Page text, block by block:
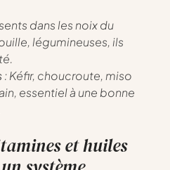
dans les noix du
légumineuses, ils
: Kéfir, choucroute, miso
essentiel à une bonne
et huiles